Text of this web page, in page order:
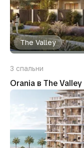
The Valley
3 спальни
Orania в The Valley